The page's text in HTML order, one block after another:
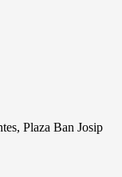
Plaza Ban Josip